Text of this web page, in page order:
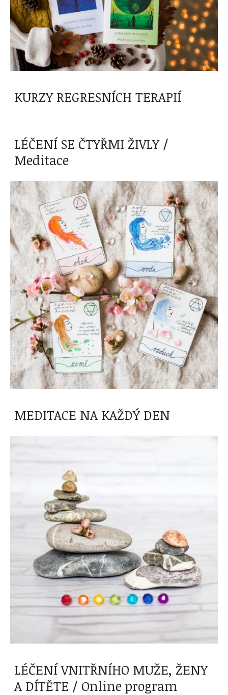
KURZY REGRESNÍCH TERAPIÍ
LÉČENÍ SE ČTYŘMI ŽIVLY /
Meditace
MEDITACE NA KAŽDÝ DEN
LÉČENÍ VNITŘNÍHO MUŽE, ŽENY
A DÍTĚTE / Online program